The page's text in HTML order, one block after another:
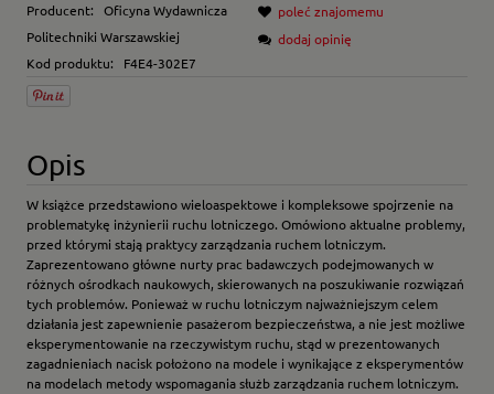
Producent:
Oficyna Wydawnicza
Politechniki Warszawskiej
Kod produktu:
F4E4-302E7
poleć znajomemu
dodaj opinię
Opis
W książce przedstawiono wieloaspektowe i kompleksowe spojrzenie na
problematykę inżynierii ruchu lotniczego. Omówiono aktualne problemy,
przed którymi stają praktycy zarządzania ruchem lotniczym.
Zaprezentowano główne nurty prac badawczych podejmowanych w
różnych ośrodkach naukowych, skierowanych na poszukiwanie rozwiązań
tych problemów. Ponieważw ruchu lotniczym najważniejszym celem
działania jest zapewnienie pasażerom bezpieczeństwa, a nie jest możliwe
eksperymentowanie na rzeczywistym ruchu, stąd w prezentowanych
zagadnieniach nacisk położono na modele i wynikające z eksperymentów
na modelach metody wspomagania służb zarządzania ruchem lotniczym.